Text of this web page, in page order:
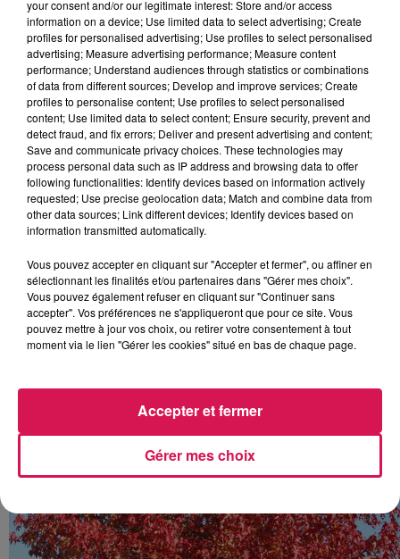
Albert Ier.
6 charmes préformés d'une hauteur de 2.5 mètres
seront plantés avenue Roosevelt.
"Toutes ces espèces seront plantés dans des
conditions permettant un développement vertical des
racines, afin de ne pas détériorer les espaces publics
et de préserver les réseaux(gaz, assainissement,
eau...)" promet la Ville de Maubeuge.
your consent and/or our legitimate interest: Store and/or access
information on a device; Use limited data to select advertising; Create
profiles for personalised advertising; Use profiles to select personalised
advertising; Measure advertising performance; Measure content
performance; Understand audiences through statistics or combinations
of data from different sources; Develop and improve services; Create
profiles to personalise content; Use profiles to select personalised
content; Use limited data to select content; Ensure security, prevent and
detect fraud, and fix errors; Deliver and present advertising and content;
Save and communicate privacy choices. These technologies may
process personal data such as IP address and browsing data to offer
following functionalities: Identify devices based on information actively
requested; Use precise geolocation data; Match and combine data from
other data sources; Link different devices; Identify devices based on
information transmitted automatically.
Vous pouvez accepter en cliquant sur "Accepter et fermer", ou affiner en
sélectionnant les finalités et/ou partenaires dans "Gérer mes choix".
Vous pouvez également refuser en cliquant sur "Continuer sans
accepter". Vos préférences ne s'appliqueront que pour ce site. Vous
pouvez mettre à jour vos choix, ou retirer votre consentement à tout
moment via le lien "Gérer les cookies" situé en bas de chaque page.
Gérer mes choix
Accepter et fermer